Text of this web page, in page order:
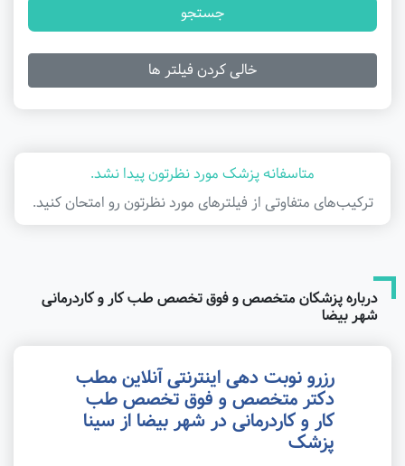
جستجو
خالی کردن فیلتر ها
متاسفانه پزشک مورد نظرتون پیدا نشد.
ترکیب‌های متفاوتی از فیلتر‌های مورد نظرتون رو امتحان کنید.
درباره پزشکان متخصص و فوق تخصص طب کار و کاردرمانی
شهر بیضا
رزرو نوبت دهی اینترنتی آنلاین مطب
دکتر متخصص و فوق تخصص طب
کار و کاردرمانی در شهر بیضا از سینا
پزشک